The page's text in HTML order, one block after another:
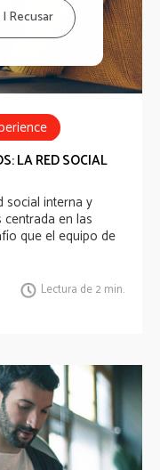
Recusar
LA RED SOCIAL
social interna y
en las
que el equipo de
Lectura de 2 min.